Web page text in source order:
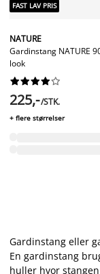
FAST LAV PRIS
NATURE
Gardinstang NATURE
look






225,-/STK.
+ flere størrelser
Gardinstang eller
En gardinstang
huller hvor